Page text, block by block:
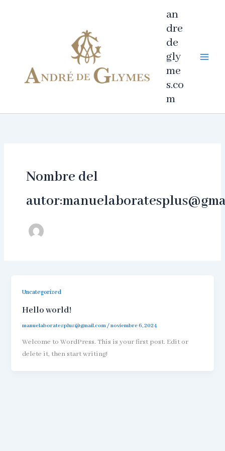
an
dre
de
gly
me
s.co
m
Nombre del
Uncategorized
Hello world!
manuelaboratesplus@gmail.com /noviembre 6, 2024
Welcome to WordPress. This is your first post. Edit or
delete it, then start writing!